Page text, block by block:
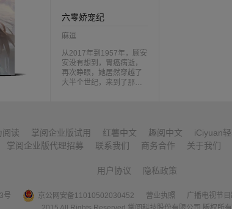
戾的霍危楼虽权倾朝野，
却对女色嗤之以鼻因此初
见时，哪怕薄若幽出身官
厌如敝履。后来，看她纤
纤素手验的了红衣女尸，
破得了鬼魂夺命，辨的清
陈年之冤……霍危楼：真
所以她想，陪着卫
这段最艰难的时光
成为卫家说一不二
真的成为了卫家说
女子。此女子的日常生
活：吃饭、睡觉、打孩
子，外加时不时的去部队
面这位小舅妈的凄惨下场
只觉得脚底寒气直冒，她
一定是在做梦，快让她醒
醒。不久后，大院里的人
个孩子在院里扭着身子做
着奇怪的动作，嘴里还喊
着口号哩。
六零娇宠纪
麻逗
从2017年到1957年，顾安
安没有想到，胃癌病逝，
再次睁眼，她居然穿越了
大半个世纪，来到了那个
的顾安安收获从未有过的
亲情和感动。可是，随着
二叔家的堂姐落水性格大
己似乎穿越到了一本小说
奶奶是极品，他们一家是
炮灰，最后都没什么好下
阅读 掌阅企业版试用 红薯中文 趣阅中文 iCiyuan
掌阅企业版代理招募
联系我们 商务合作 关于我们
用户协议 隐私政策
号 京公网安备11010502030452 营业执照 广播电视节